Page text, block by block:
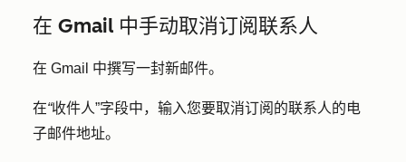
在 Gmail 中手动取消订阅联系人
在 Gmail 中撰写一封新邮件。
在“收件人”字段中，输入您要取消订阅的联系人的电
子邮件地址。